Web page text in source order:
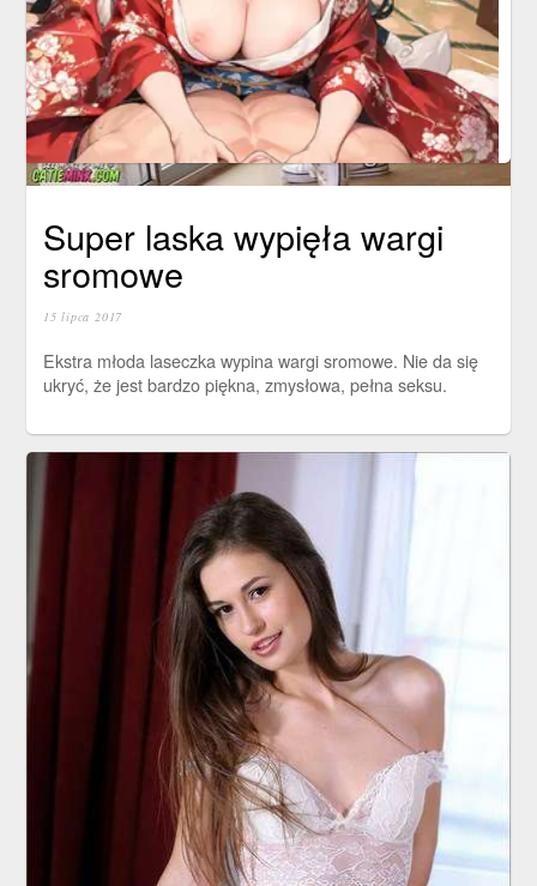
Super laska wypięła wargi
sromowe
15 lipca 2017
Ekstra młoda laseczka wypina wargi sromowe. Nie da się
ukryć, że jest bardzo piękna, zmysłowa, pełna seksu.